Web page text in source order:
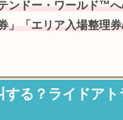
ンドー・ワールド™へ
」「エリア入場整理
する？ライドアト